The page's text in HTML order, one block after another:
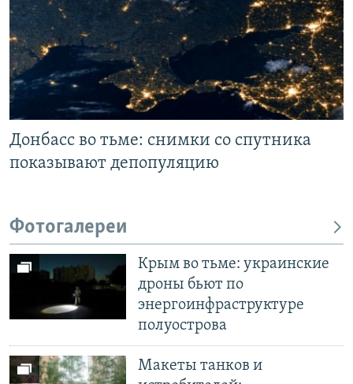
Донбасс во тьме: снимки со спутника
показывают депопуляцию
Фотогалереи
Крым во тьме: украинские
дроны бьют по
энергоинфраструктуре
полуострова
Макеты танков и